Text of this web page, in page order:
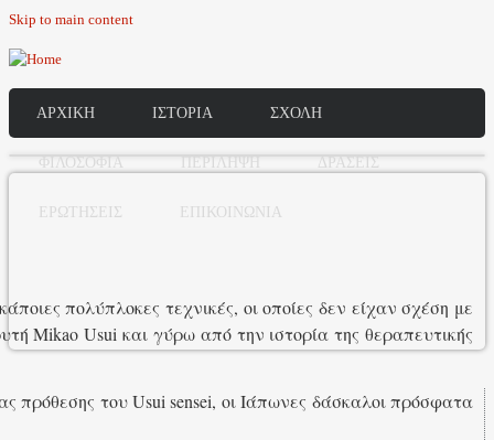
Skip to main content
ΑΡΧΙΚΗ ΙΣΤΟΡΙΑ ΣΧΟΛΗ
ΦΙΛΟΣΟΦΙΑ ΠΕΡΙΛΗΨΗ ΔΡΑΣΕΙΣ
ΕΡΩΤΗΣΕΙΣ ΕΠΙΚΟΙΝΩΝΙΑ
πολύπλοκες τεχνικές, οι οποίες δεν είχαν σχέση με
Mikao Usui και γύρω από την ιστορία της θεραπευτικής
πρόθεσης του Usui sensei, οι Iάπωνες δάσκαλοι πρόσφατα